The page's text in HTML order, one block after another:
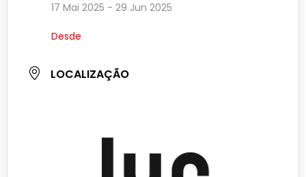
17 Mai 2025 - 29 Jun 2025
Desde
LOCALIZAÇÃO